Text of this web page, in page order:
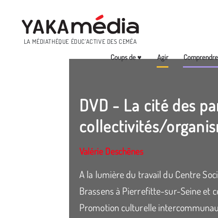
LA MÉDIATHÈQUE ÉDUC’ACTIVE DES CEMÉA
Menu
Coups de ♥ Agir Comprendre
DVD - La cité des
collectivités/
Valérie Deschênes
A la lumière du travail du Centre
Brassens à Pierrefitte-sur-Seine et
Promotion culturelle